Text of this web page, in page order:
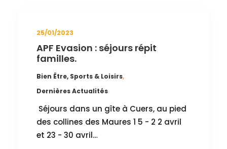
25/01/2023
APF Evasion : séjours répit
familles.
Bien Être, Sports & Loisirs,
Dernières Actualités
Séjours dans un gîte à Cuers, au pied
des collines des Maures 1 5 - 2 2 avril
et 23 - 30 avril…